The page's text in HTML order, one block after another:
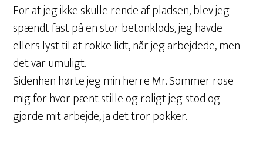
For at jeg ikke skulle rende af pladsen, blev jeg
spændt fast på en stor betonklods, jeg havde
ellers lyst til at rokke lidt, når jeg arbejdede, men
det var umuligt.
Sidenhen hørte jeg min herre Mr. Sommer rose
mig for hvor pænt stille og roligt jeg stod og
gjorde mit arbejde, ja det tror pokker.